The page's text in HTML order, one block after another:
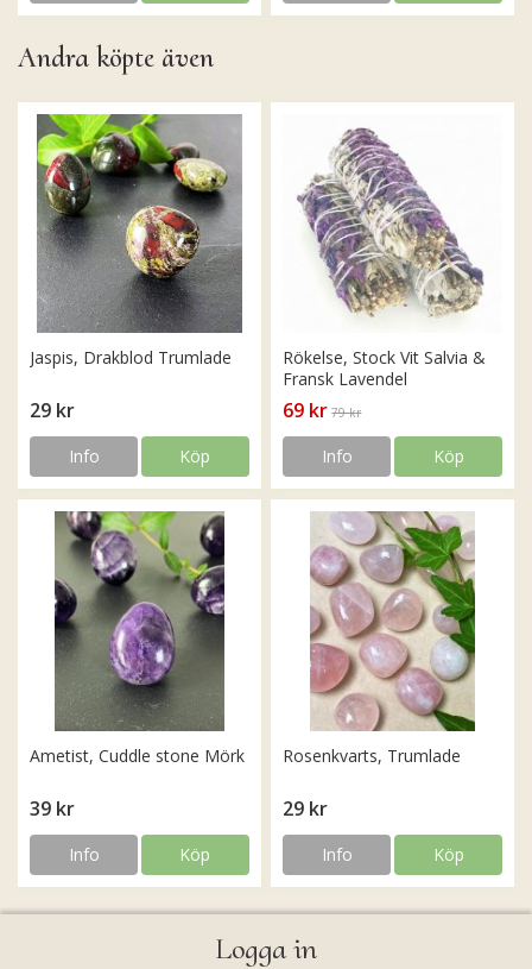
Andra köpte även
Jaspis, Drakblod Trumlade
29 kr
Info Köp
Rökelse, Stock Vit Salvia &
Fransk Lavendel
69 kr 79 kr
Info Köp
Ametist, Cuddle stone Mörk
39 kr
Info Köp
Rosenkvarts, Trumlade
29 kr
Info Köp
Logga in